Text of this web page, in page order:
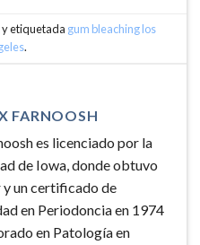
y etiquetada gum bleaching los
.
FARNOOSH
es licenciado por la
de Iowa, donde obtuvo
y un certificado de
en Periodoncia en 1974
en Patología en